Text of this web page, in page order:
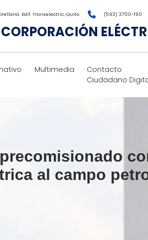
Edif. Transelectric, Quito. (593) 3700-190
CORPORACIÓN
Multimedia
Contacto
Ciudadano
al campo